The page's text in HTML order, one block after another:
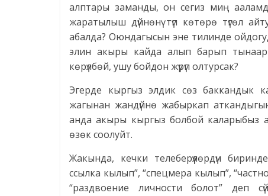
алптары заманды, он сегиз миң
жаратылыш дүйнөнү түп көтөрө түгөл
абалда? Оюндагысын эне тилинде
элин акыры кайда алып барып тынаар
көрүлбөй, ушу бойдон жүрүп олтурсак?
Эгерде кыргыз элдик сөз баккандык
жагынан жандүйнө жабыркап аткандыгын
анда акыры кыргыз болбой каларыбыз
өзөк соолуйт.
Жакында, кечки телеберүүлөрдүн
ссылка кылып”, “спецмера кылып”,
“раздвоение личности болот” деп